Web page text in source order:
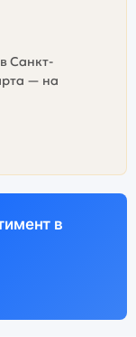
Санкт-
— на
в